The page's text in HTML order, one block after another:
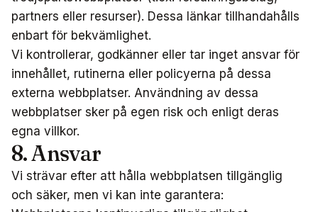
partners eller resurser). Dessa länkar tillhandahålls
enbart för bekvämlighet.
Vi kontrollerar, godkänner eller tar inget ansvar för
innehållet, rutinerna eller policyerna på dessa
externa webbplatser. Användning av dessa
webbplatser sker på egen risk och enligt deras
egna villkor.
8. Ansvar
Vi strävar efter att hålla webbplatsen tillgänglig
och säker, men vi kan inte garantera: